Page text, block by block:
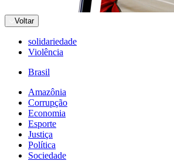
Voltar
solidariedade
Violência
Brasil
Amazônia
Corrupção
Economia
Esporte
Justiça
Política
Sociedade